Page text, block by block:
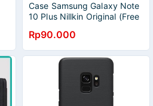
Case Samsung Galaxy Note
10 Plus Nillkin Original (Free
Rp90.000